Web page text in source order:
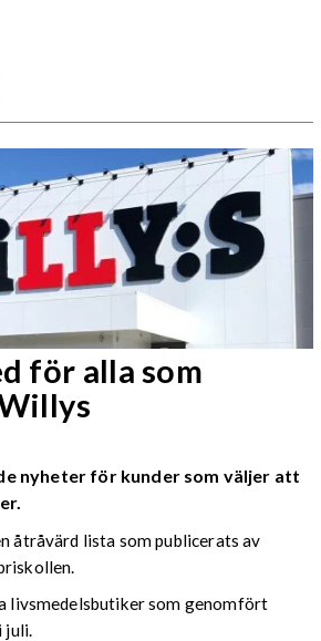
för alla som
nyheter för kunder som väljer att
åtråvärd lista som publicerats av
livsmedelsbutiker som genomfört
juli.